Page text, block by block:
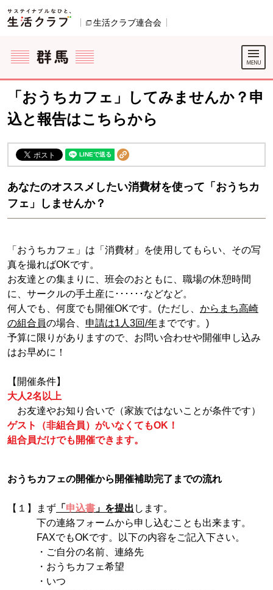
ページの先頭です。
生活クラブ連合会
ここからサイト内共通メニューです。
サイト内共通メニューをスキップする
サイト内共通メニューここまで。
「おうちカフェ」してみませんか？申
込と報告はこちらから
あなたのオススメしたい消費材を使って「おうちカ
フェ」しませんか？
「おうちカフェ」は「消費材」を使用してもらい、その写
真を撮ればOKです。
お友達との集まりに、班会のおともに、職場の休憩時間
に、サークルの手土産に･･････などなど。
何人でも、何度でも開催OKです。(ただし、 からまち高崎
の組合員の場合、 申請は1人3回/年までです。)
予算に限りがありますので、お問い合わせや開催申し込み
はお早めに！
【開催条件】
大人2名以上
お友達やお知り合いで（家族ではないことが条件です）
ゲスト（非組合員）がいなくてもOK！
組合員だけでも開催できます。
おうちカフェの開催から開催補助完了までの流れ
【１】まず 「 申込書 」を提出 します。
下の連絡フォームから申し込むことも出来ます。
FAXでもOKです。以下の内容をご記入下さい。
・ご自分の名前、連絡先
・おうちカフェ希望
・いつ